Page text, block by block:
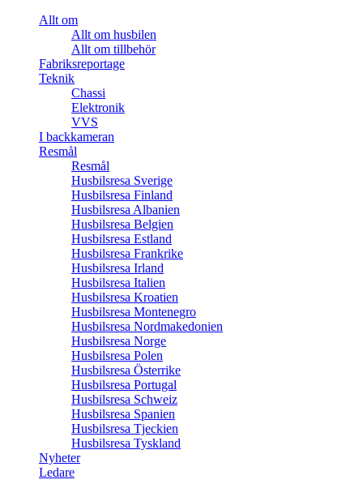
Allt om
Allt om husbilen
Allt om tillbehör
Fabriksreportage
Teknik
Chassi
Elektronik
VVS
I backkameran
Resmål
Resmål
Husbilsresa Sverige
Husbilsresa Finland
Husbilsresa Albanien
Husbilsresa Belgien
Husbilsresa Estland
Husbilsresa Frankrike
Husbilsresa Irland
Husbilsresa Italien
Husbilsresa Kroatien
Husbilsresa Montenegro
Husbilsresa Nordmakedonien
Husbilsresa Norge
Husbilsresa Polen
Husbilsresa Österrike
Husbilsresa Portugal
Husbilsresa Schweiz
Husbilsresa Spanien
Husbilsresa Tjeckien
Husbilsresa Tyskland
Nyheter
Ledare